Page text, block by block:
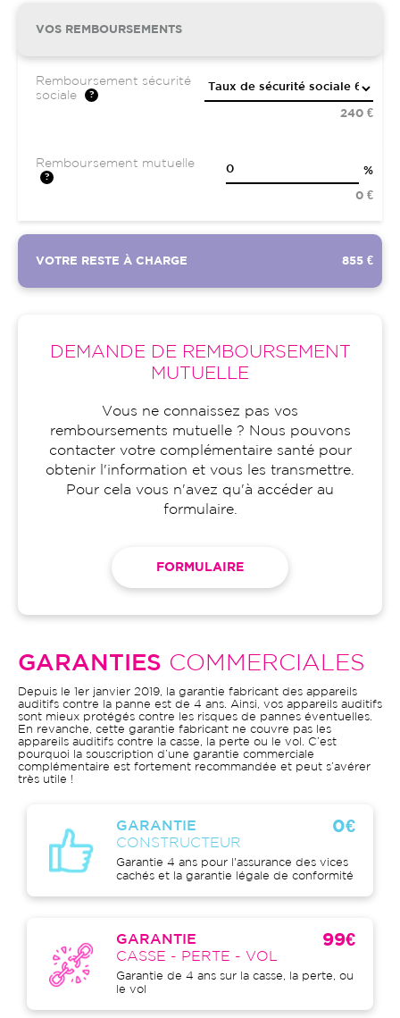
VOS REMBOURSEMENTS
Remboursement sécurité
sociale
240 €
Remboursement mutuelle
%
0 €
VOTRE RESTE À CHARGE 855 €
DEMANDE DE REMBOURSEMENT
MUTUELLE
Vous ne connaissez pas vos
remboursements mutuelle ? Nous pouvons
contacter votre complémentaire santé pour
obtenir l'information et vous les transmettre.
Pour cela vous n'avez qu'à accéder au
formulaire.
FORMULAIRE
GARANTIES COMMERCIALES
Depuis le 1er janvier 2019, la garantie fabricant des appareils
auditifs contre la panne est de 4 ans. Ainsi, vos appareils auditifs
sont mieux protégés contre les risques de pannes éventuelles.
En revanche, cette garantie fabricant ne couvre pas les
appareils auditifs contre la casse, la perte ou le vol. C’est
pourquoi la souscription d’une garantie commerciale
complémentaire est fortement recommandée et peut s’avérer
très utile !
GARANTIE
CONSTRUCTEUR
0€
Garantie 4 ans pour l'assurance des vices
cachés et la garantie légale de conformité
GARANTIE
CASSE - PERTE - VOL
99€
Garantie de 4 ans sur la casse, la perte, ou
le vol